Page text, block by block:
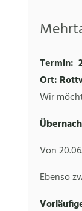
Termin:
Ort:
Wir
Von
Ebenso